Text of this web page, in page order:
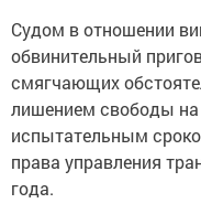
Судом в отношении
обвинительный
смягчающих
лишением свободы на
испытательным
права управления
года.